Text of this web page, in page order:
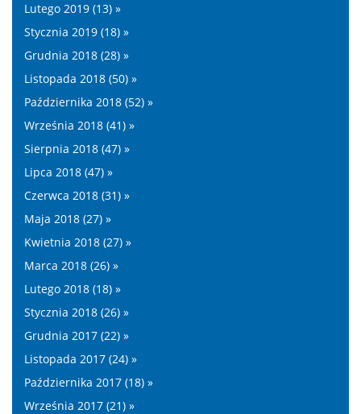
Lutego 2019 (13) »
Stycznia 2019 (18) »
Grudnia 2018 (28) »
Listopada 2018 (50) »
Października 2018 (52) »
Września 2018 (41) »
Sierpnia 2018 (47) »
Lipca 2018 (47) »
Czerwca 2018 (31) »
Maja 2018 (27) »
Kwietnia 2018 (27) »
Marca 2018 (26) »
Lutego 2018 (18) »
Stycznia 2018 (26) »
Grudnia 2017 (22) »
Listopada 2017 (24) »
Października 2017 (18) »
Września 2017 (21) »